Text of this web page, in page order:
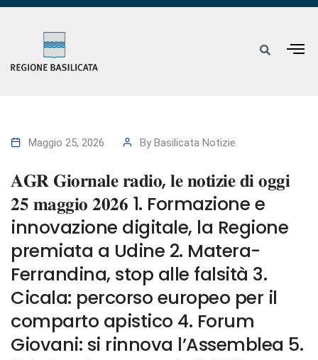
Maggio 25, 2026 By Basilicata Notizie
𝐀𝐆𝐑 𝐆𝐢𝐨𝐫𝐧𝐚𝐥𝐞 𝐫𝐚𝐝𝐢𝐨, 𝐥𝐞 𝐧𝐨𝐭𝐢𝐳𝐢𝐞 𝐝𝐢 𝐨𝐠𝐠𝐢
𝟐𝟓 𝐦𝐚𝐠𝐠𝐢𝐨 𝟐𝟎𝟐𝟔 1. Formazione e
innovazione digitale, la Regione
premiata a Udine 2. Matera-
Ferrandina, stop alle falsità 3.
Cicala: percorso europeo per il
comparto apistico 4. Forum
Giovani: si rinnova l’Assemblea 5.